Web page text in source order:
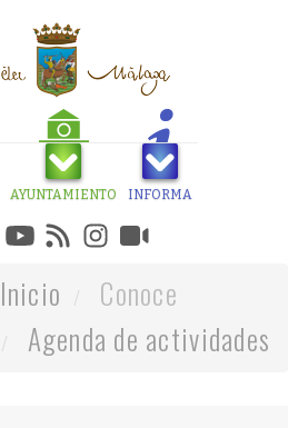
AYUNTAMIENTO INFORMA
Inicio
Conoce
Agenda de actividades